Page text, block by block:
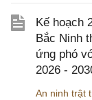
Kế hoạch
Bắc Ninh
ứng phó
2026 -
An ninh trật